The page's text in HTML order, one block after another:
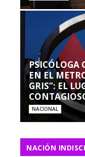
PSICÓLOGA
EN EL
GRIS”: EL
NACIONAL
NACIÓN